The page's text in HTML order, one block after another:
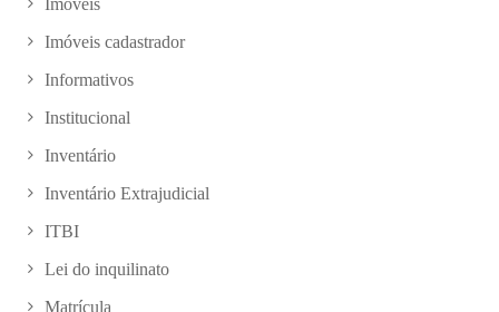
Imóveis
Imóveis cadastrador
Informativos
Institucional
Inventário
Inventário Extrajudicial
ITBI
Lei do inquilinato
Matrícula